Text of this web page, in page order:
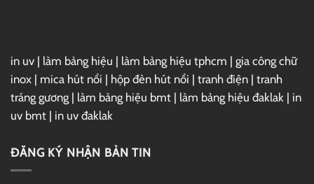
in uv | làm bảng hiệu | làm bảng hiệu tphcm | gia công chữ
inox | mica hút nổi | hộp đèn hút nổi | tranh điện | tranh
tráng gương | làm bảng hiệu bmt | làm bảng hiệu đaklak | in
uv bmt | in uv đaklak
ĐĂNG KÝ NHẬN BẢN TIN